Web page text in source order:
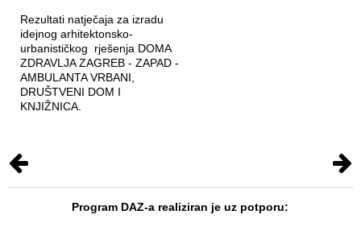
Rezultati natječaja za izradu
idejnog arhitektonsko-
urbanističkog rješenja DOMA
ZDRAVLJA ZAGREB - ZAPAD -
AMBULANTA VRBANI,
DRUŠTVENI DOM I
KNJIŽNICA.
Program DAZ-a realiziran je uz potporu: